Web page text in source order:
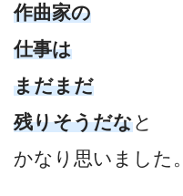
作曲家の
仕事は
まだまだ
残りそうだなと
かなり思いました。